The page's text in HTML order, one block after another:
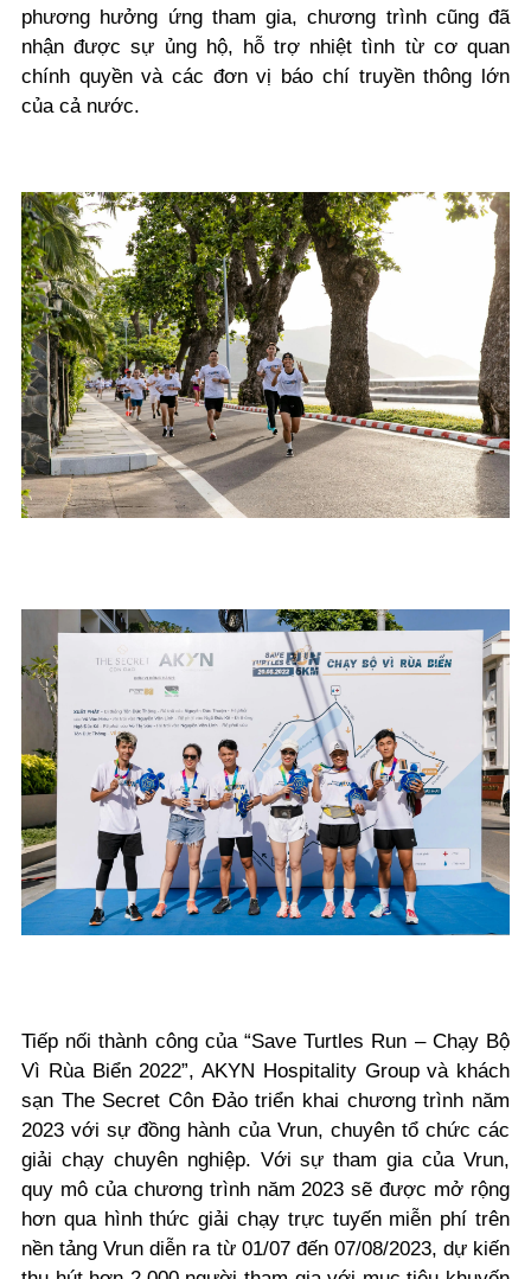
phương hưởng ứng tham gia, chương trình cũng đã
nhận được sự ủng hộ, hỗ trợ nhiệt tình từ cơ quan
chính quyền và các đơn vị báo chí truyền thông lớn
của cả nước.
Tiếp nối thành công của “Save Turtles Run – Chạy Bộ
Vì Rùa Biển 2022”, AKYN Hospitality Group và khách
sạn The Secret Côn Đảo triển khai chương trình năm
2023 với sự đồng hành của Vrun, chuyên tổ chức các
giải chạy chuyên nghiệp. Với sự tham gia của Vrun,
quy mô của chương trình năm 2023 sẽ được mở rộng
hơn qua hình thức giải chạy trực tuyến miễn phí trên
nền tảng Vrun diễn ra từ 01/07 đến 07/08/2023, dự kiến